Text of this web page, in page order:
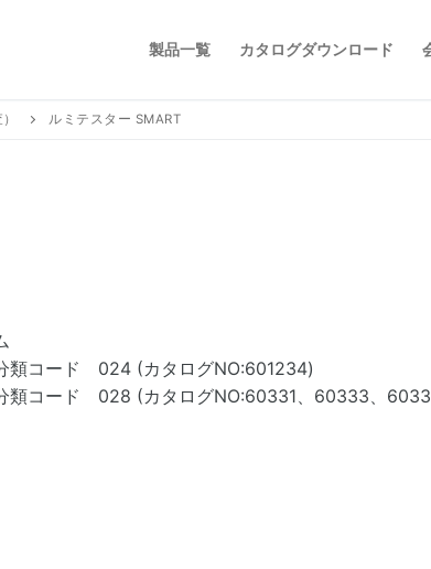
製品一覧 カタログダウンロード
ルミテスター SMART
コード 024 (カタログNO:601234)
コード 028 (カタログNO:60331、60333、